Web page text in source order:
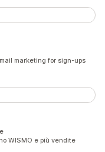
marketing for sign-ups
WISMO e più vendite